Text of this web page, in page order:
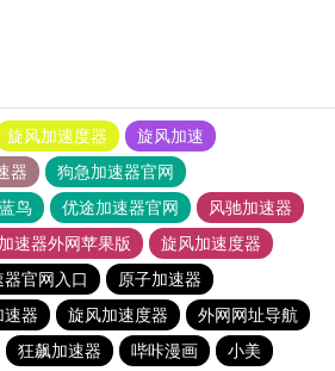
旋风加速度器
旋风加速
器
狗急加速器官网
鸟 优途加速器官网
风驰加速器
速器外网苹果版
旋风加速度器
官网入口
原子加速器
速器 旋风加速度器
外网网址导航
狂飙加速器 哔咔漫画
小美